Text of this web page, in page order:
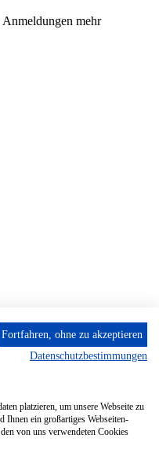
mehr
geschützt! Zur
sein.
Fortfahren, ohne zu akzeptieren
Datenschutzbestimmungen
platzieren, um unsere Webseite zu
Ihnen ein großartiges Webseiten-
von uns verwendeten Cookies